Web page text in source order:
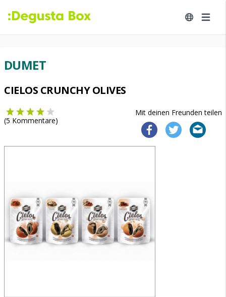
DUMET
CIELOS CRUNCHY OLIVES
Mit deinen Freunden teilen
(5 Kommentare)